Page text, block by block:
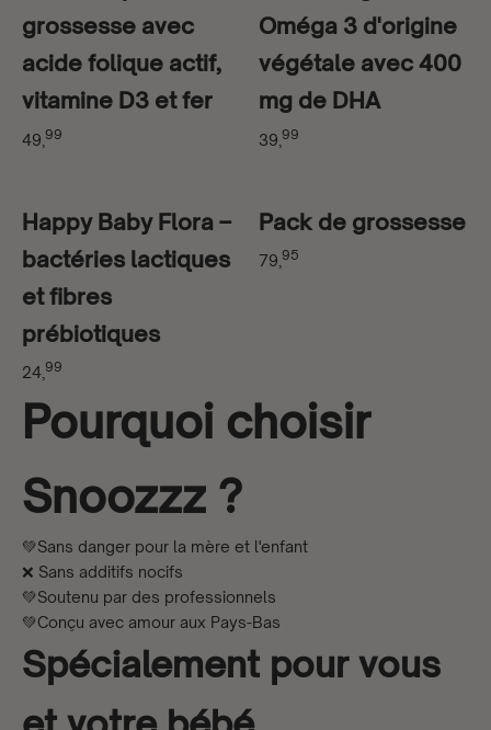
grossesse avec
acide folique actif,
vitamine D3 et fer
49, 99
Oméga 3 d'origine
végétale avec 400
mg de DHA
39, 99
Happy Baby Flora –
bactéries lactiques
et fibres
prébiotiques
24, 99
Pack de grossesse
79, 95
Pourquoi choisir
Snoozzz ?
💚Sans danger pour la mère et l'enfant
❌ Sans additifs nocifs
💚Soutenu par des professionnels
💚Conçu avec amour aux Pays-Bas
Spécialement pour vous